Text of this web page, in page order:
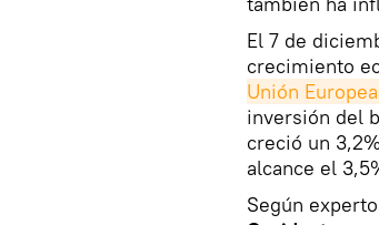
El 7 de
crecimiento
Unión Europea
inversión del
creció un
alcance el
Según